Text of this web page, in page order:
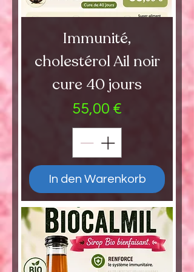
Immunité,
cholestérol Ail noir
cure 40 jours
Preis
55,00 €
In den Warenkorb